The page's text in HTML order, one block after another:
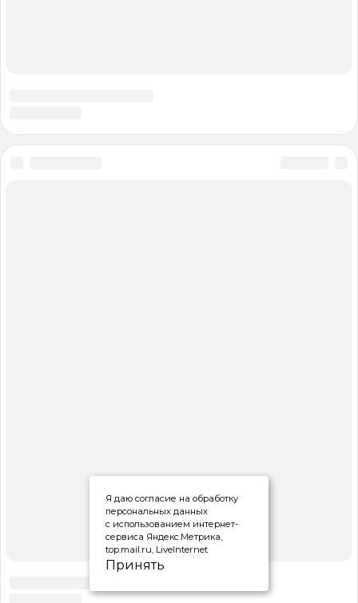
Я даю согласие на обработку
персональных данных
с использованием интернет-
сервиса Яндекс.Метрика,
top.mail.ru, LiveInternet
Принять